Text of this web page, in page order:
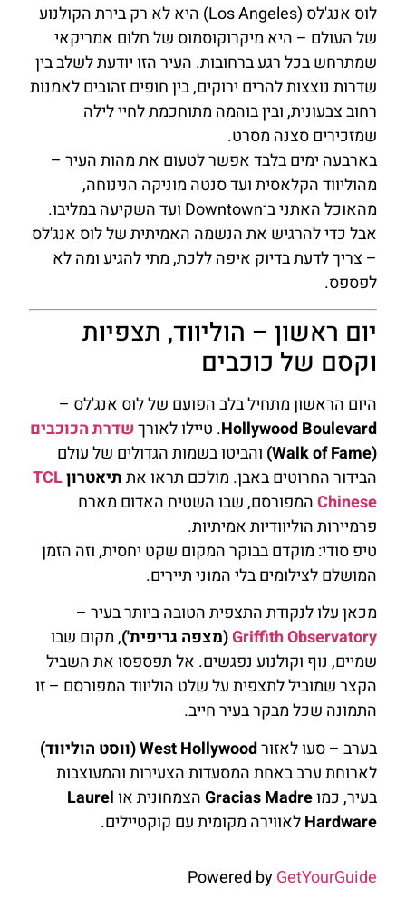
לוס אנג'לס (Los Angeles) היא לא רק בירת הקולנוע
של העולם – היא מיקרוקוסמוס של חלום אמריקאי
שמתרחש בכל רגע ברחובות. העיר הזו יודעת לשלב בין
שדרות נוצצות להרים ירוקים, בין חופים זהובים לאמנות
רחוב צבעונית, ובין בוהמה מתוחכמת לחיי לילה
שמזכירים סצנה מסרט.
בארבעה ימים בלבד אפשר לטעום את מהות העיר –
מהוליווד הקלאסית ועד סנטה מוניקה הנינוחה,
מהאוכל האתני ב־Downtown ועד השקיעה במליבו.
אבל כדי להרגיש את הנשמה האמיתית של לוס אנג'לס
– צריך לדעת בדיוק איפה ללכת, מתי להגיע ומה לא
לפספס.
יום ראשון – הוליווד, תצפיות
וקסם של כוכבים
היום הראשון מתחיל בלב הפועם של לוס אנג'לס –
Hollywood Boulevard. טיילו לאורךשדרת הכוכבים
(Walk of Fame)
והביטו בשמות הגדולים של עולם
הבידור החרוטים באבן. מולכם תראו אתתיאטרוןTCL
Chineseהמפורסם, שבו השטיח האדום מארח
פרמיירות הוליוודיות אמיתיות.
טיפ סודי: מוקדם בבוקר המקום שקט יחסית, וזה הזמן
המושלם לצילומים בלי המוני תיירים.
מכאן עלו לנקודת התצפית הטובה ביותר בעיר –
Griffith Observatory(מצפה גריפית'), מקום שבו
שמיים, נוף וקולנוע נפגשים. אל תפספסו את השביל
הקצר שמוביל לתצפית על שלט הוליווד המפורסם – זו
התמונה שכל מבקר בעיר חייב.
בערב – סעו לאזורWest Hollywood (ווסט הוליווד)
לארוחת ערב באחת המסעדות הצעירות והמעוצבות
בעיר, כמוGracias Madreהצמחונית אוLaurel
Hardwareלאווירה מקומית עם קוקטיילים.
Powered byGetYourGuide